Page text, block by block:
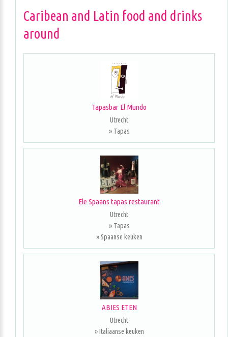
Caribean and Latin food and drinks
around
Tapasbar El Mundo
Utrecht
» Tapas
Ele Spaans tapas restaurant
Utrecht
» Tapas
» Spaanse keuken
ABIES ETEN
Utrecht
» Italiaanse keuken